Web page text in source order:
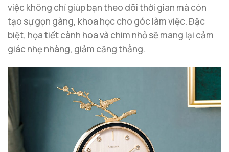
việc không chỉ giúp bạn theo dõi thời gian mà còn
tạo sự gọn gàng, khoa học cho góc làm việc. Đặc
biệt, họa tiết cành hoa và chim nhỏ sẽ mang lại cảm
giác nhẹ nhàng, giảm căng thẳng.